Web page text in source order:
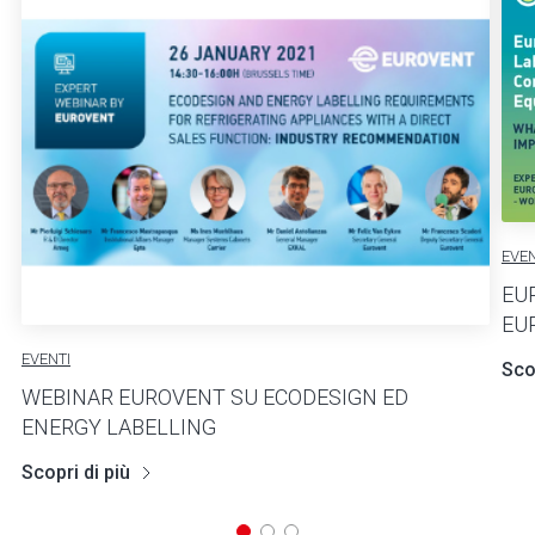
EVENTI
WEBINAR EUROVENT SU ECODESIGN ED
ENERGY LABELLING
Scopri di più